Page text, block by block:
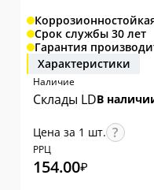
Срок службы 30 лет
Гарантия
Характеристики
Наличие
Склады LDВ
Цена за 1 шт.
РРЦ
154.00₽